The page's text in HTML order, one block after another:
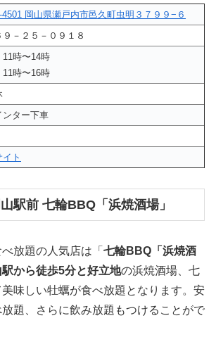
4501 岡山県瀬戸内市邑久町虫明３７９９−６
９－２５－０９１８
11時〜14時
11時〜16時
ンター下車
ト
駅前 七輪BBQ「浜焼酒場」
放題の人気店は「 七輪BBQ「浜焼酒
駅から徒歩5分と好立地の浜焼酒場、七
味しい牡蠣が食べ放題となります。安
題、さらに飲み放題もつけることがで